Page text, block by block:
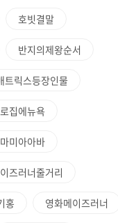
호빗결말
반지의제왕순서
트릭스등장인물
집에뉴욕
미아아바
즈러너줄거리
홍 영화메이즈러너